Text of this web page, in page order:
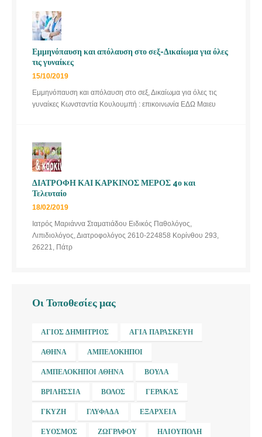
Εμμηνόπαυση και απόλαυση στο σεξ-Δικαίωμα για όλες
τις γυναίκες
15/10/2019
Εμμηνόπαυση και απόλαυση στο σεξ, Δικαίωμα για όλες τις
γυναίκες Κωνσταντία Κουλουμπή : επικοινωνία ΕΔΩ Μαιευ
ΔΙΑΤΡΟΦΗ ΚΑΙ ΚΑΡΚΙΝΟΣ ΜΕΡΟΣ 4ο και
Τελευταίο
18/02/2019
Ιατρός Μαριάννα Σταματιάδου Ειδικός Παθολόγος,
Λιπιδιολόγος, Διατροφολόγος 2610-224858 Κορίνθου 293,
26221, Πάτρ
Οι Τοποθεσίες μας
ΆΓΙΟΣ ΔΗΜΉΤΡΙΟΣ ΑΓΊΑ ΠΑΡΑΣΚΕΥΉ
ΑΘΉΝΑ ΑΜΠΕΛΌΚΗΠΟΙ
ΑΜΠΕΛΌΚΗΠΟΙ ΑΘΉΝΑ ΒΟΎΛΑ
ΒΡΙΛΉΣΣΙΑ ΒΌΛΟΣ ΓΈΡΑΚΑΣ
ΓΚΎΖΗ ΓΛΥΦΆΔΑ ΕΞΆΡΧΕΙΑ
ΕΎΟΣΜΟΣ ΖΩΓΡΆΦΟΥ ΗΛΙΟΎΠΟΛΗ